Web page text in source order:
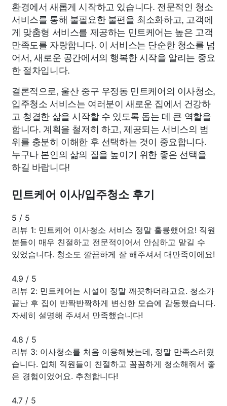
환경에서 새롭게 시작하고 있습니다. 전문적인 청소
서비스를 통해 불필요한 불편을 최소화하고, 고객에
게 맞춤형 서비스를 제공하는 민트케어는 높은 고객
만족도를 자랑합니다. 이 서비스는 단순한 청소를 넘
어서, 새로운 공간에서의 행복한 시작을 알리는 중요
한 절차입니다.
결론적으로, 울산 중구 우정동 민트케어의 이사청소,
입주청소 서비스는 여러분이 새로운 집에서 건강하
고 청결한 삶을 시작할 수 있도록 돕는 데 큰 역할을
합니다. 계획을 철저히 하고, 제공되는 서비스의 범
위를 충분히 이해한 후 선택하는 것이 중요합니다.
누구나 본인의 삶의 질을 높이기 위한 좋은 선택을
하길 바랍니다!
민트케어 이사/입주청소 후기
5 / 5
리뷰 1: 민트케어 이사청소 서비스 정말 훌륭했어요! 직원
분들이 매우 친절하고 전문적이어서 안심하고 맡길 수
있었습니다. 청소도 깔끔하게 잘 해주셔서 대만족이에요!
4.9 / 5
리뷰 2: 민트케어는 시설이 정말 깨끗하더라고요. 청소가
끝난 후 집이 반짝반짝하게 변신한 모습에 감동했습니다.
자세히 설명해 주셔서 만족했습니다!
4.8 / 5
리뷰 3: 이사청소를 처음 이용해봤는데, 정말 만족스러웠
습니다. 업체 직원들이 친절하고 꼼꼼하게 청소해줘서 좋
은 경험이었어요. 추천합니다!
4.7 / 5